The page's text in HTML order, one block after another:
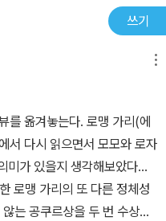
그가 가까워보였던 것은 아니
이루어냈고 많은 사람의 관
에서 가장 아름답고 신비한 그
배출했던 세계대전의 전장
태어났음을증명하기에 모자
같은 이 두가지 연극적 요소
로 자신의 실력을 발산하며
시나 그는 그 일을 그 누구보
레옹이나 모짜르트, 여타 가
견주어 봐도 전혀 손색 없을
초대했다. 그가 외무성에서
들자 지중해에 별장을 마련
프랑스인이 아닌 동유럽 출
와 함께 망명한다. 그의 세련
로 기획한 이름이다. 그가 사
, 영어 등등은 그를 따라다닌
의 기획에 자신을 밀어붙인
는 가상 인물에 대한 연극이
이 연극에서 그는 자신의 조
쓰기
를 옮겨놓는다. 로맹 가리(에
서 다시 읽으면서 모모와 로자
미가 있을지 생각해보았다...
로맹 가리의 또 다른 정체성
는 공쿠르상을 두 번 수상한